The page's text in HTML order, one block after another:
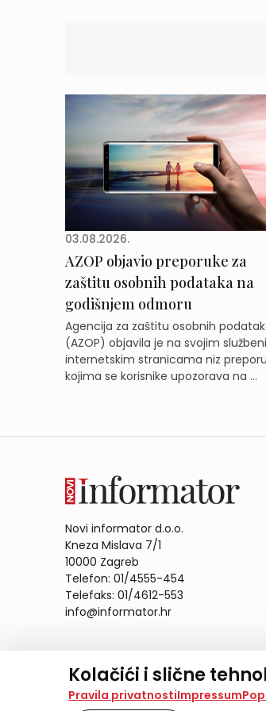
Kolačići i slične
Na našoj web stranici koristimo
Pravila privatnostiImpressum
03.08.2026.
AZOP objavio preporuke za
zaštitu osobnih podataka na
godišnjem odmoru
Agencija za zaštitu osobnih
(AZOP) objavila je na svojim
internetskim stranicama niz
kojima se korisnike upozorava na ...
Novi informator d.o.o.
Kneza Mislava 7/1
10000 Zagreb
Telefon: 01/4555-454
Telefaks: 01/4612-553
info@informator.hr